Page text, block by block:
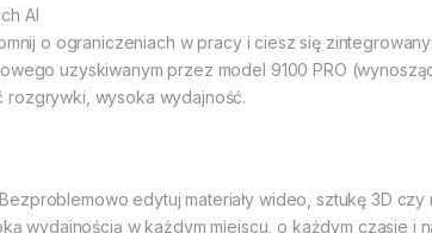
AI
o ograniczeniach w pracy i ciesz się
uzyskiwanym przez model 9100 PRO
rozgrywki, wysoka wydajność.
edytuj materiały wideo, sztukę 3D czy
wydajnością w każdym miejscu, o każdym czasie i